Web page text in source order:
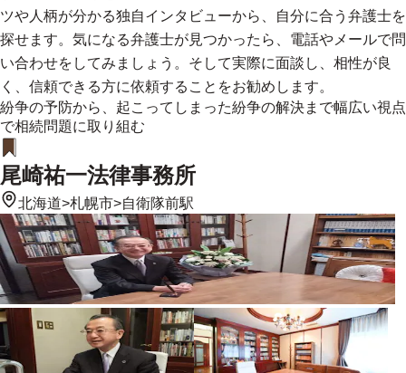
ツや人柄が分かる独自インタビューから、自分に合う弁護士を
探せます。気になる弁護士が見つかったら、電話やメールで問
い合わせをしてみましょう。そして実際に面談し、相性が良
く、信頼できる方に依頼することをお勧めします。
紛争の予防から、起こってしまった紛争の解決まで幅広い視点
で相続問題に取り組む
尾崎祐一法律事務所
北海道>札幌市>自衛隊前駅